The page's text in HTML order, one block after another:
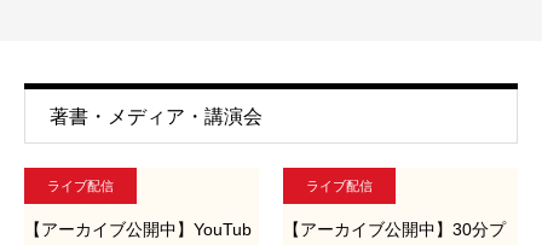
著書・メディア・講演会
ライブ配信
【アーカイブ公開中】YouTub
ライブ配信
【アーカイブ公開中】30分プ